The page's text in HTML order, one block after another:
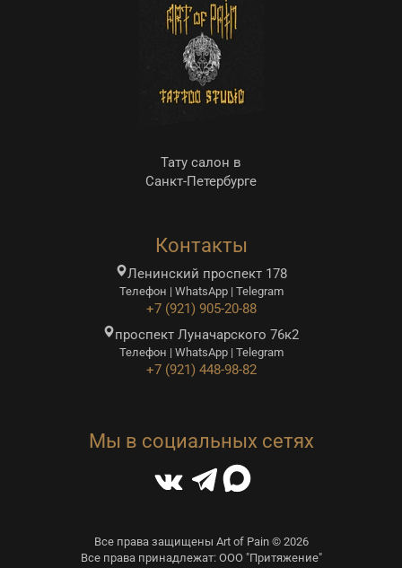
Тату салон в
Санкт-Петербурге
Контакты
Ленинский проспект 178
Телефон | WhatsApp | Telegram
+7 (921) 905-20-88
проспект Луначарского 76к2
Телефон | WhatsApp | Telegram
+7 (921) 448-98-82
Мы в социальных сетях
Все права защищены Art of Pain © 2026
Все права принадлежат: ООО "Притяжение"